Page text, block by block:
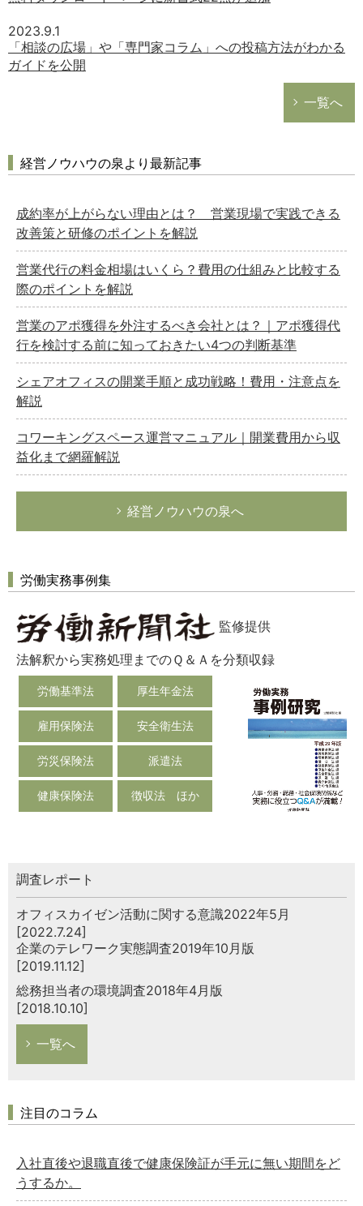
2023.9.1
「相談の広場」や「専門家コラム」への投稿方法がわかる
ガイドを公開
一覧へ
経営ノウハウの泉より最新記事
成約率が上がらない理由とは？ 営業現場で実践できる
改善策と研修のポイントを解説
営業代行の料金相場はいくら？費用の仕組みと比較する
際のポイントを解説
営業のアポ獲得を外注するべき会社とは？｜アポ獲得代
行を検討する前に知っておきたい4つの判断基準
シェアオフィスの開業手順と成功戦略！費用・注意点を
解説
コワーキングスペース運営マニュアル｜開業費用から収
益化まで網羅解説
経営ノウハウの泉へ
労働実務事例集
監修提供
法解釈から実務処理までのＱ＆Ａを分類収録
労働基準法 厚生年金法
雇用保険法 安全衛生法
労災保険法 派遣法
健康保険法 徴収法 ほか
調査レポート
オフィスカイゼン活動に関する意識2022年5月
[2022.7.24]
企業のテレワーク実態調査2019年10月版
[2019.11.12]
総務担当者の環境調査2018年4月版
[2018.10.10]
一覧へ
注目のコラム
入社直後や退職直後で健康保険証が手元に無い期間をど
うするか。